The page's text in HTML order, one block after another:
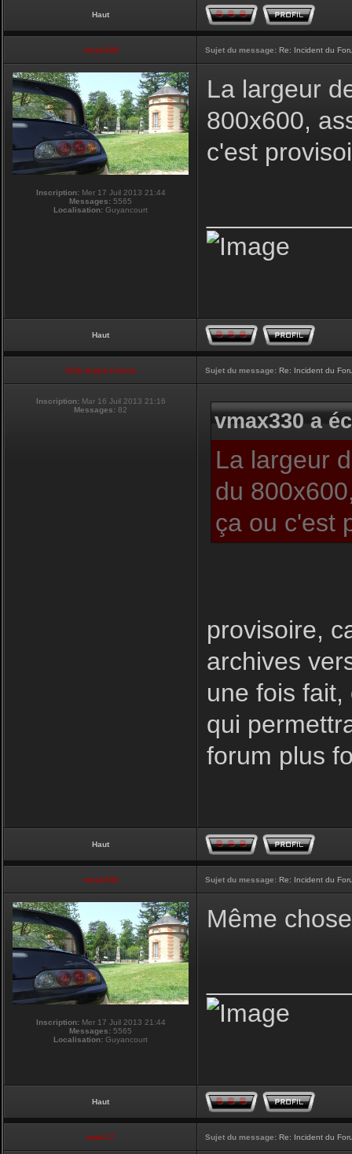
Haut
vmax330 Sujet du message: Re: Incident du
Inscription:Mer 17 Juil 2013 21:44
Messages: 5565
Localisation: Guyancourt
La largeur
800x600,
c'est
Haut
Club Supra France Sujet du message: Re: Incident du
Inscription: Mar 16 Juil 2013 21:16
Messages: 82 vmax330 a
La largeur
du
ça ou c'est
provisoire,
archives
une fois
qui
forum plus
Haut
vmax330 Sujet du message: Re: Incident du
Inscription:Mer 17 Juil 2013 21:44
Messages: 5565
Localisation: Guyancourt
Même
Haut
touti-17 Sujet du message: Re: Incident du